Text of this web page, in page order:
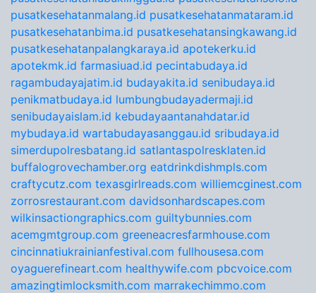
pusatkesehatanmalang.id pusatkesehatanmataram.id
pusatkesehatanbima.id pusatkesehatansingkawang.id
pusatkesehatanpalangkaraya.id apotekerku.id
apotekmk.id farmasiuad.id pecintabudaya.id
ragambudayajatim.id budayakita.id senibudaya.id
penikmatbudaya.id lumbungbudayadermaji.id
senibudayaislam.id kebudayaantanahdatar.id
mybudaya.id wartabudayasanggau.id sribudaya.id
simerdupolresbatang.id satlantaspolresklaten.id
buffalogrovechamber.org eatdrinkdishmpls.com
craftycutz.com texasgirlreads.com williemcginest.com
zorrosrestaurant.com davidsonhardscapes.com
wilkinsactiongraphics.com guiltybunnies.com
acemgmtgroup.com greeneacresfarmhouse.com
cincinnatiukrainianfestival.com fullhousesa.com
oyaguerefineart.com healthywife.com pbcvoice.com
amazingtimlocksmith.com marrakechimmo.com